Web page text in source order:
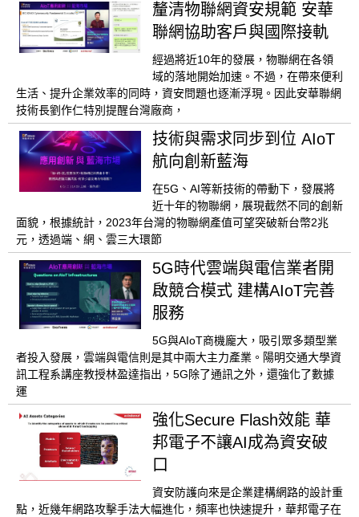
釐清物聯網資安規範 安華
聯網協助客戶與國際接軌
經過將近10年的發展，物聯網在各領
域的落地開始加速。不過，在帶來便利
生活、提升企業效率的同時，資安問題也逐漸浮現。因此安華聯網
技術長劉作仁特別提醒台灣廠商，
技術與需求同步到位 AIoT
航向創新藍海
在5G、AI等新技術的帶動下，發展將
近十年的物聯網，展現截然不同的創新
面貌，根據統計，2023年台灣的物聯網產值可望突破新台幣2兆
元，透過端、網、雲三大環節
5G時代雲端與電信業者開
啟競合模式 建構AIoT完善
服務
5G與AIoT商機龐大，吸引眾多類型業
者投入發展，雲端與電信則是其中兩大主力產業。陽明交通大學資
訊工程系講座教授林盈達指出，5G除了通訊之外，還強化了數據
運
強化Secure Flash效能 華
邦電子不讓AI成為資安破
口
資安防護向來是企業建構網路的設計重
點，近幾年網路攻擊手法大幅進化，頻率也快速提升，華邦電子在